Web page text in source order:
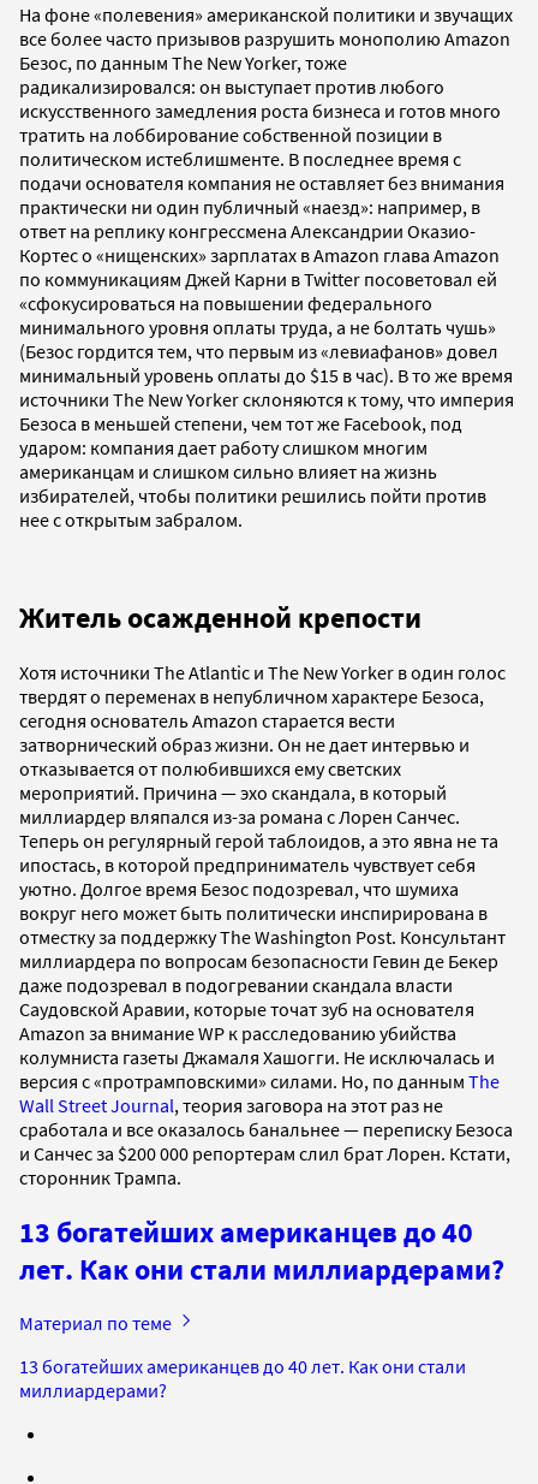
На фоне «полевения» американской политики и звучащих
все более часто призывов разрушить монополию Amazon
Безос, по данным The New Yorker, тоже
радикализировался: он выступает против любого
искусственного замедления роста бизнеса и готов много
тратить на лоббирование собственной позиции в
политическом истеблишменте. В последнее время с
подачи основателя компания не оставляет без внимания
практически ни один публичный «наезд»: например, в
ответ на реплику конгрессмена Александрии Оказио-
Кортес о «нищенских» зарплатах в Amazon глава Amazon
по коммуникациям Джей Карни в Twitter посоветовал ей
«сфокусироваться на повышении федерального
минимального уровня оплаты труда, а не болтать чушь»
(Безос гордится тем, что первым из «левиафанов» довел
минимальный уровень оплаты до $15 в час). В то же время
источники The New Yorker склоняются к тому, что империя
Безоса в меньшей степени, чем тот же Facebook, под
ударом: компания дает работу слишком многим
американцам и слишком сильно влияет на жизнь
избирателей, чтобы политики решились пойти против
нее с открытым забралом.
Житель осажденной крепости
Хотя источники The Atlantic и The New Yorker в один голос
твердят о переменах в непубличном характере Безоса,
сегодня основатель Amazon старается вести
затворнический образ жизни. Он не дает интервью и
отказывается от полюбившихся ему светских
мероприятий. Причина — эхо скандала, в который
миллиардер вляпался из-за романа с Лорен Санчес.
Теперь он регулярный герой таблоидов, а это явна не та
ипостась, в которой предприниматель чувствует себя
уютно. Долгое время Безос подозревал, что шумиха
вокруг него может быть политически инспирирована в
отместку за поддержку The Washington Post. Консультант
миллиардера по вопросам безопасности Гевин де Бекер
даже подозревал в подогревании скандала власти
Саудовской Аравии, которые точат зуб на основателя
Amazon за внимание WP к расследованию убийства
колумниста газеты Джамаля Хашогги. Не исключалась и
версия с «протрамповскими» силами. Но, по данным The
Wall Street Journal, теория заговора на этот раз не
сработала и все оказалось банальнее — переписку Безоса
и Санчес за $200 000 репортерам слил брат Лорен. Кстати,
сторонник Трампа.
13 богатейших американцев до 40
лет. Как они стали миллиардерами?
Материал по теме
13 богатейших американцев до 40 лет. Как они стали
миллиардерами?